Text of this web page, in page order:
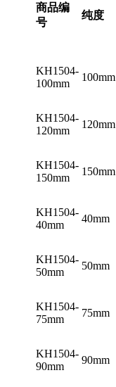
商品编
号
纯度
KH1504-
100mm
100mm
KH1504-
120mm
120mm
KH1504-
150mm
150mm
KH1504-
40mm
40mm
KH1504-
50mm
50mm
KH1504-
75mm
75mm
KH1504-
90mm
90mm